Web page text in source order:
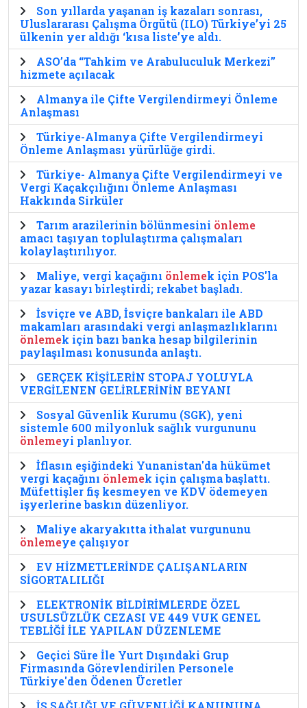
Son yıllarda yaşanan iş kazaları sonrası,
Uluslararası Çalışma Örgütü (ILO) Türkiye’yi 25
ülkenin yer aldığı ‘kısa liste’ye aldı.
ASO’da “Tahkim ve Arabuluculuk Merkezi”
hizmete açılacak
Almanya ile Çifte Vergilendirmeyi Önleme
Anlaşması
Türkiye-Almanya Çifte Vergilendirmeyi
Önleme Anlaşması yürürlüğe girdi.
Türkiye- Almanya Çifte Vergilendirmeyi ve
Vergi Kaçakçılığını Önleme Anlaşması
Hakkında Sirküler
Tarım arazilerinin bölünmesini önleme
amacı taşıyan toplulaştırma çalışmaları
kolaylaştırılıyor.
Maliye, vergi kaçağını önlemek için POS'la
yazar kasayı birleştirdi; rekabet başladı.
İsviçre ve ABD, İsviçre bankaları ile ABD
makamları arasındaki vergi anlaşmazlıklarını
önlemek için bazı banka hesap bilgilerinin
paylaşılması konusunda anlaştı.
GERÇEK KİŞİLERİN STOPAJ YOLUYLA
VERGİLENEN GELİRLERİNİN BEYANI
Sosyal Güvenlik Kurumu (SGK), yeni
sistemle 600 milyonluk sağlık vurgununu
önlemeyi planlıyor.
İflasın eşiğindeki Yunanistan'da hükümet
vergi kaçağını önlemek için çalışma başlattı.
Müfettişler fiş kesmeyen ve KDV ödemeyen
işyerlerine baskın düzenliyor.
Maliye akaryakıtta ithalat vurgununu
önlemeye çalışıyor
EV HİZMETLERİNDE ÇALIŞANLARIN
SİGORTALILIĞI
ELEKTRONİK BİLDİRİMLERDE ÖZEL
USULSÜZLÜK CEZASI VE 449 VUK GENEL
TEBLİĞİ İLE YAPILAN DÜZENLEME
Geçici Süre İle Yurt Dışındaki Grup
Firmasında Görevlendirilen Personele
Türkiye'den Ödenen Ücretler